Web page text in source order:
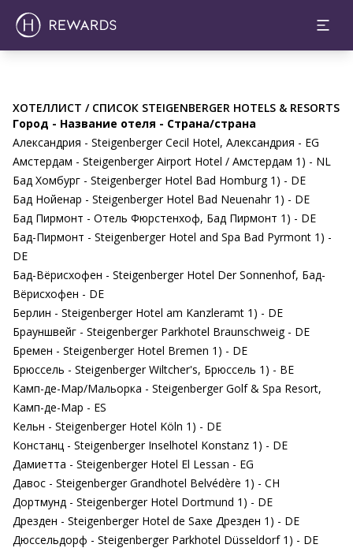
ХОТЕЛЛИСТ / СПИСОК STEIGENBERGER HOTELS & RESORTS
Город - Название отеля - Страна/страна
Александрия - Steigenberger Cecil Hotel, Александрия - EG
Амстердам - Steigenberger Airport Hotel / Амстердам 1) - NL
Бад Хомбург - Steigenberger Hotel Bad Homburg 1) - DE
Бад Нойенар - Steigenberger Hotel Bad Neuenahr 1) - DE
Бад Пирмонт - Отель Фюрстенхоф, Бад Пирмонт 1) - DE
Бад-Пирмонт - Steigenberger Hotel and Spa Bad Pyrmont 1) -
DE
Бад-Вёрисхофен - Steigenberger Hotel Der Sonnenhof, Бад-
Вёрисхофен - DE
Берлин - Steigenberger Hotel am Kanzleramt 1) - DE
Брауншвейг - Steigenberger Parkhotel Braunschweig - DE
Бремен - Steigenberger Hotel Bremen 1) - DE
Брюссель - Steigenberger Wiltcher's, Брюссель 1) - BE
Камп-де-Мар/Мальорка - Steigenberger Golf & Spa Resort,
Камп-де-Мар - ES
Кельн - Steigenberger Hotel Köln 1) - DE
Констанц - Steigenberger Inselhotel Konstanz 1) - DE
Дамиетта - Steigenberger Hotel El Lessan - EG
Давос - Steigenberger Grandhotel Belvédère 1) - CH
Дортмунд - Steigenberger Hotel Dortmund 1) - DE
Дрезден - Steigenberger Hotel de Saxe Дрезден 1) - DE
Дюссельдорф - Steigenberger Parkhotel Düsseldorf 1) - DE